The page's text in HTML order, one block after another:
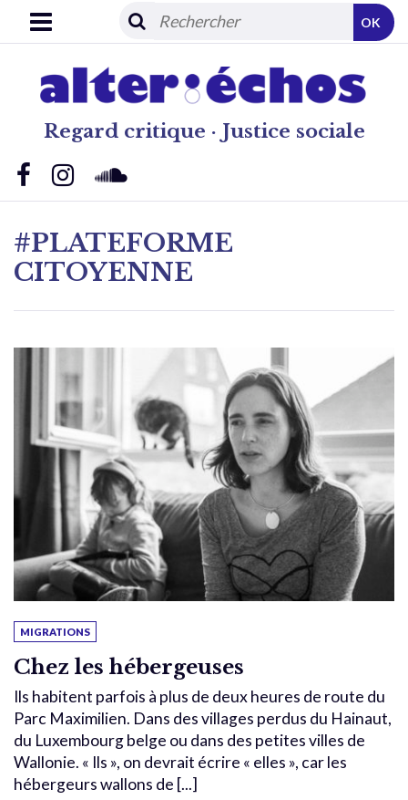
Regard critique · Justice sociale
OK
#PLATEFORME
CITOYENNE
MIGRATIONS
Chez les hébergeuses
Ils habitent parfois à plus de deux heures de route du
Parc Maximilien. Dans des villages perdus du Hainaut,
du Luxembourg belge ou dans des petites villes de
Wallonie. « Ils », on devrait écrire « elles », car les
hébergeurs wallons de [...]